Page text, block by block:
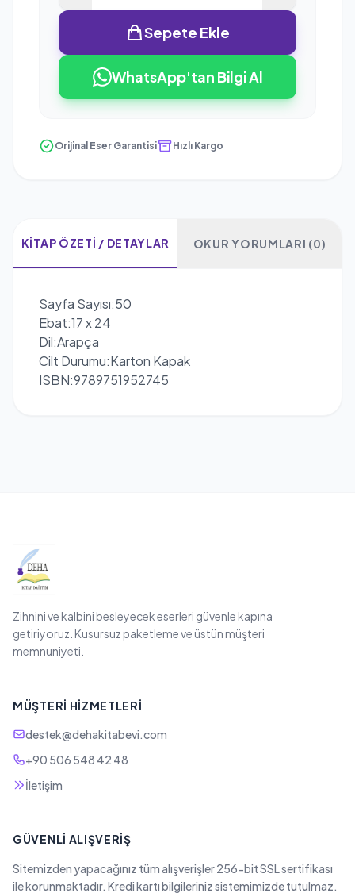
Sepete Ekle
WhatsApp'tan Bilgi Al
Orijinal Eser Garantisi Hızlı Kargo
KITAP ÖZETI / DETAYLAR OKUR YORUMLARI (0)
Sayfa Sayısı:50
Ebat:17 x 24
Dil:Arapça
Cilt Durumu:Karton Kapak
ISBN:9789751952745
Zihnini ve kalbini besleyecek eserleri güvenle kapına
getiriyoruz. Kusursuz paketleme ve üstün müşteri
memnuniyeti.
MÜŞTERI HIZMETLERI
destek@dehakitabevi.com
+90 506 548 42 48
İletişim
GÜVENLI ALIŞVERIŞ
Sitemizden yapacağınız tüm alışverişler 256-bit SSL sertifikası
ile korunmaktadır. Kredi kartı bilgileriniz sistemimizde tutulmaz.